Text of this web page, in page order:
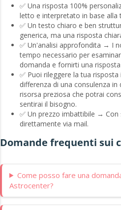
✅ Una risposta 100%
letto e interpretato in base alla
✅ Un testo chiaro e ben
generica, ma una risposta
✅ Un'analisi approfondita → I
tempo necessario per
domanda e fornirti una
✅ Puoi rileggere la tua
differenza di una consulenza
risorsa preziosa che potrai
sentirai il bisogno.
✅ Un prezzo imbattibile →
direttamente via mail.
Domande frequenti sui
Come posso fare una
Astrocenter?